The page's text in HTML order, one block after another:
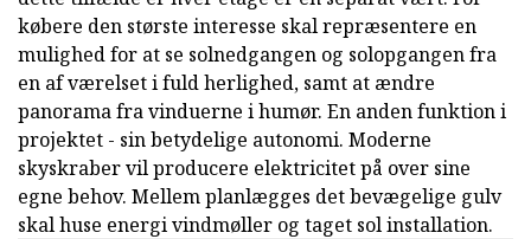
købere den største interesse skal repræsentere en
mulighed for at se solnedgangen og solopgangen fra
en af værelset i fuld herlighed, samt at ændre
panorama fra vinduerne i humør. En anden funktion i
projektet - sin betydelige autonomi. Moderne
skyskraber vil producere elektricitet på over sine
egne behov. Mellem planlægges det bevægelige gulv
skal huse energi vindmøller og taget sol installation.